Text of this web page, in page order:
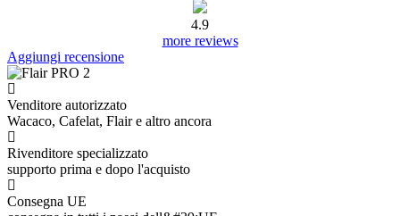
4.9
more reviews
Aggiungi recensione
Venditore autorizzato
Wacaco, Cafelat, Flair e altro ancora
Rivenditore specializzato
supporto prima e dopo l'acquisto
Consegna UE